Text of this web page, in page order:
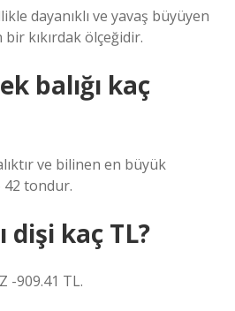
dayanıklı ve yavaş büyüyen
kıkırdak ölçeğidir.
balığı kaç
ve bilinen en büyük
42 tondur.
dişi kaç TL?
-909.41 TL.